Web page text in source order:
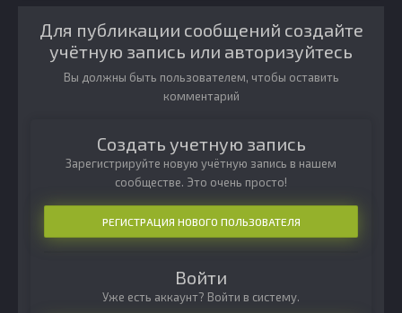
Для публикации сообщений создайте
учётную запись или авторизуйтесь
Вы должны быть пользователем, чтобы оставить
комментарий
Создать учетную запись
Зарегистрируйте новую учётную запись в нашем
сообществе. Это очень просто!
РЕГИСТРАЦИЯ НОВОГО ПОЛЬЗОВАТЕЛЯ
Войти
Уже есть аккаунт? Войти в систему.